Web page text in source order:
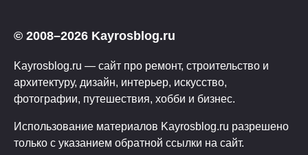
© 2008–2026 Kayrosblog.ru
Kayrosblog.ru — сайт про ремонт, строительство и
архитектуру, дизайн, интерьер, искусство,
фотографии, путешествия, хобби и бизнес.
Использование материалов Kayrosblog.ru разрешено
только с указанием обратной ссылки на сайт.